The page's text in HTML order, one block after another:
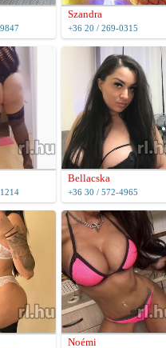
Szandra
+36 20 / 269-0315
Bellacska
+36 30 / 572-4965
Noémi